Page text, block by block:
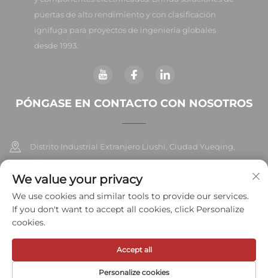
puertas de alto rendimiento y con clasificación
ignífuga para proyectos de ingeniería globales
desde 1993.
PÓNGASE EN CONTACTO CON NOSOTROS
Distrito Industrial Extranjero Liushi, Ciudad Yueqing,
China 325604
+86-577-57572007
[email protected]
Derechos de autor © 2026 Meihe Hardware Industry Co., Ltd. Todos
los derechos reservados. Política de privacidad
We value your privacy
We use cookies and similar tools to provide our services.
If you don't want to accept all cookies, click Personalize
cookies.
Personalize cookies
Accept all